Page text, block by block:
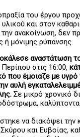
του έργου
και στον
ανακοίνωση, δεν
ή μόνιμης ρύπανσης.
αναστάτωση
Περίπου στις 16:00,
που έμοιαζε με υγρό
αυλή
Σε μικρό χρονικό
να διακόψει την
και Ευβοίας,